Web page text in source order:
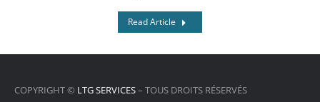
Read Article
COPYRIGHT © LTG SERVICES– TOUS DROITS RÉSERVÉS